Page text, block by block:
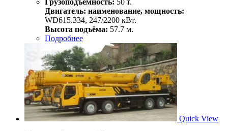
Грузоподъёмность: 50 т.
Двигатель: наименование, мощность:
WD615.334, 247/2200 кВт.
Высота подъёма: 57.7 м.
Подробнее
Quick View